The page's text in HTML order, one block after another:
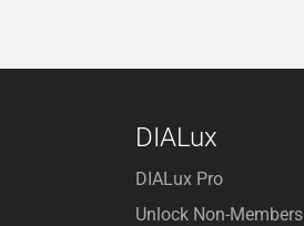
DIALux
DIALux Pro
Unlock Non-Members